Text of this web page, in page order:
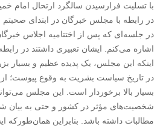
با تسلیت فرارسیدن سالگرد ارتحال امام
در رابطه با مجلس خبرگان در ابتدای
در جلسه‌ای که پس از اختتامیه اجلاس
اشاره می‌کنم. ایشان تعبیری داشتند در
اینکه این مجلس، یک پدیده عظیم و بسیار
در تاریخ سیاست بشریت به وقوع پیوست؛ از
بسیار بالا برخوردار است. این مجلس
شخصیت‌های مؤثر در کشور و حتی به
مطالبات داشته باشد. بنابراین همان‌طورکه